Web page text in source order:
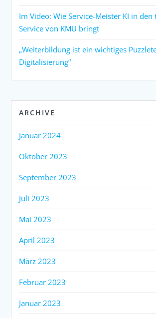
Im Video: Wie Service-Meister KI in den
Service von KMU bringt
„Weiterbildung ist ein wichtiges
Digitalisierung“
ARCHIVE
Januar 2024
Oktober 2023
September 2023
Juli 2023
Mai 2023
April 2023
März 2023
Februar 2023
Januar 2023